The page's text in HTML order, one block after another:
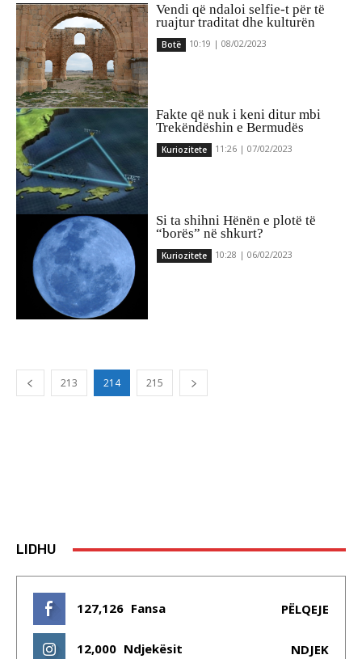
Vendi që ndaloi selfie-t për të
ruajtur traditat dhe kulturën
Botë 10:19 | 08/02/2023
Fakte që nuk i keni ditur mbi
Trekëndëshin e Bermudës
Kuriozitete 11:26 | 07/02/2023
Si ta shihni Hënën e plotë të
“borës” në shkurt?
Kuriozitete 10:28 | 06/02/2023
213 214 215
LIDHU
127,126 Fansa PËLQEJE
12,000 Ndjekësit NDJEK